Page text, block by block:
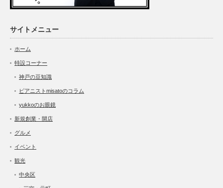
サイトメニュー
ホーム
特設コーナー
神戸の豆知識
ピアニストmisatoのコラム
yukkoのお眼鏡
新規創業・開店
グルメ
イベント
観光
中央区